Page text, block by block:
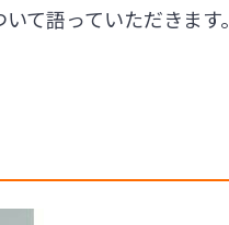
て語っていただきます。